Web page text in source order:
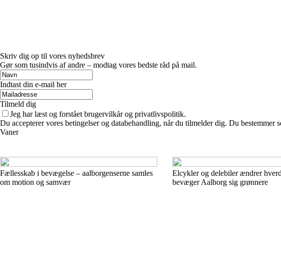
Skriv dig op til vores nyhedsbrev
Gør som tusindvis af andre – modtag vores bedste råd på mail.
Indtast din e-mail her
Tilmeld dig
Jeg har læst og forstået brugervilkår og privatlivspolitik.
Du accepterer vores betingelser og databehandling, når du tilmelder dig. Du bestemmer
Vaner
Fællesskab i bevægelse – aalborgenserne samles
om motion og samvær
Elcykler og delebiler ændrer
bevæger Aalborg sig grønnere